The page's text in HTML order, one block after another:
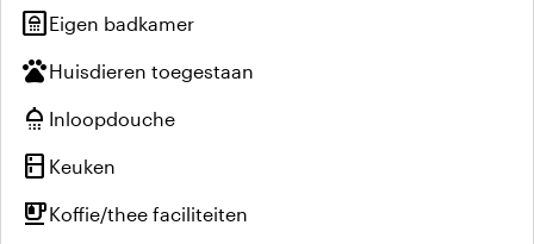
bathroomEigen badkamer
petsHuisdieren toegestaan
shower Inloopdouche
kitchen Keuken
emoji_food_beverageKoffie/thee faciliteiten